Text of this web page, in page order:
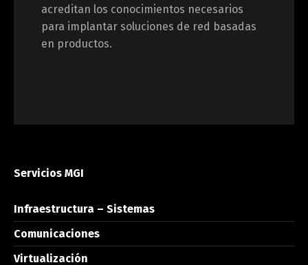
acreditan los conocimientos necesarios
para implantar soluciones de red basadas
en productos.
Servicios MGI
Infraestructura – Sistemas
Comunicaciones
Virtualización